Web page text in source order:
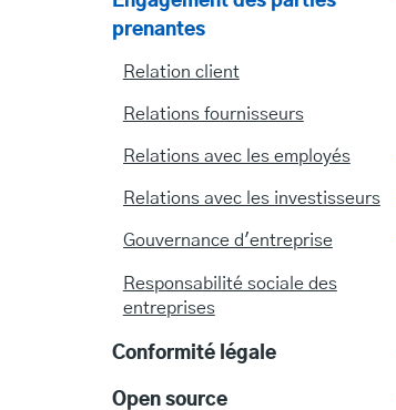
Stakeholder
Engagement
prenantes
Relation client
Relations fournisseurs
Relations avec les employés
Relations avec les investisseurs
Gouvernance d'entreprise
Responsabilité sociale des
entreprises
Conformité légale
Open source